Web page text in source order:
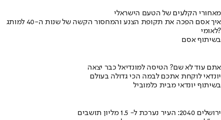
מאחורי הקלעים של הטעם הישראלי
איך אסם הפכה את תקופת הצנע והמחסור הקשה של שנות ה-40 למותג
לאומי?
בשיתוף אסם
אתם עוד לא שם? הטיסה למונדיאל כבר יצאה
יונדאי לוקחת אתכם לבמה הכי גדולה בעולם
בשיתוף יונדאי מבית כלמוביל
ירושלים 2040: העיר נערכת ל- 1.5 מליון תושבים